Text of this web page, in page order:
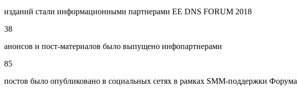
изданий стали информационными партнерами EE DNS FORUM 2018
38
анонсов и пост-материалов было выпущено инфопартнерами
85
постов было опубликовано в социальных сетях в рамках SMM-поддержки Форума